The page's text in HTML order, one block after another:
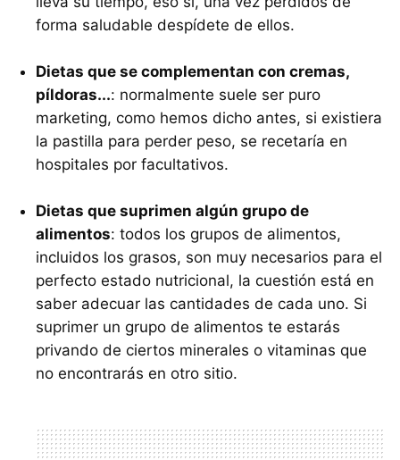
forma saludable despídete de ellos.
Dietas que se complementan con cremas,
píldoras...: normalmente suele ser puro
marketing, como hemos dicho antes, si existiera
la pastilla para perder peso, se recetaría en
hospitales por facultativos.
Dietas que suprimen algún grupo de
alimentos: todos los grupos de alimentos,
incluidos los grasos, son muy necesarios para el
perfecto estado nutricional, la cuestión está en
saber adecuar las cantidades de cada uno. Si
suprimer un grupo de alimentos te estarás
privando de ciertos minerales o vitaminas que
no encontrarás en otro sitio.